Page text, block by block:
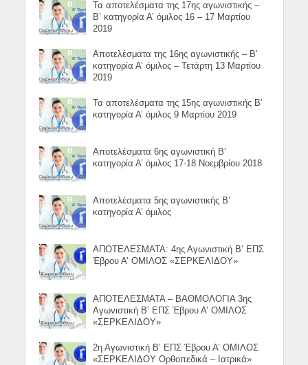
Τα αποτελέσματα της 17ης αγωνιστικής –
Β’ κατηγορία Α’ όμιλος 16 – 17 Μαρτίου
2019
Αποτελέσματα της 16ης αγωνιστικής – Β’
κατηγορία Α’ όμιλος – Τετάρτη 13 Μαρτίου
2019
Τα αποτελέσματα της 15ης αγωνιστικής Β’
κατηγορία Α’ όμιλος 9 Μαρτίου 2019
Αποτελέσματα 6ης αγωνιστική Β’
κατηγορία Α’ όμιλος 17-18 Νοεμβρίου 2018
Αποτελέσματα 5ης αγωνιστικής Β’
κατηγορία Α’ όμιλος
ΑΠΟΤΕΛΕΣΜΑΤΑ: 4ης Αγωνιστική Β’ ΕΠΣ
Έβρου Α’ ΟΜΙΛΟΣ «ΣΕΡΚΕΛΙΔΟΥ»
ΑΠΟΤΕΛΕΣΜΑΤΑ – ΒΑΘΜΟΛΟΓΙΑ 3ης
Αγωνιστική Β’ ΕΠΣ Έβρου Α’ ΟΜΙΛΟΣ
«ΣΕΡΚΕΛΙΔΟΥ»
2η Αγωνιστική Β’ ΕΠΣ Έβρου Α’ ΟΜΙΛΟΣ
«ΣΕΡΚΕΛΙΔΟΥ Ορθοπεδικά – Ιατρικά»